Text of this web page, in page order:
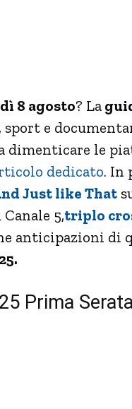
8 agosto? La
e
dimenticare le
dedicato. In
Just like That
Canale 5,triplo
anticipazioni di
Prima